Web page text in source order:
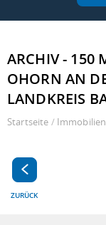
ARCHIV - 150
OHORN AN
LANDKREIS
Startseite /
ZURÜCK